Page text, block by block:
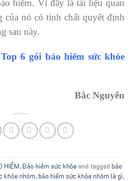
hiểm. Vì đây là tài liệu quan
của nó có tính chất quyết định
sau này.
Top 6 gói bảo hiểm sức khỏe
Bắc Nguyễn
HIỂM,Bảo hiểm sức khỏe and tagged bảo
khỏe nhóm,bảo hiểm sức khỏe nhóm là gì,